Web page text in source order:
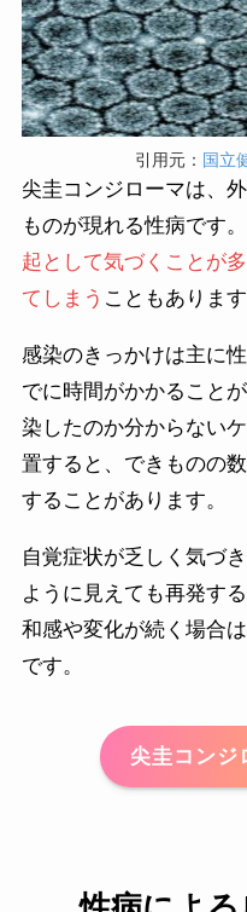
引用元： 国立
尖圭コンジローマは、
ものが現れる性病です。
起として気づくことが
てしまう こともあります
感染のきっかけは主に
でに時間がかかること
染したのか分からない
置すると、できものの
することがあります。
自覚症状が乏しく気づ
ように見えても再発す
和感や変化が続く場合
です。
尖圭コンジ